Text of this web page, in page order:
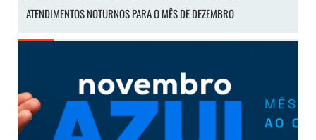
ATENDIMENTOS NOTURNOS PARA O MÊS DE DEZEMBRO